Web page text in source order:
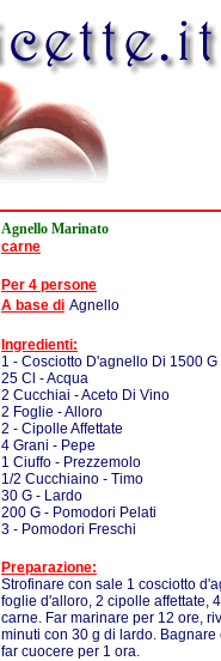
Agnello Marinato
carne
Per 4 persone
A base di Agnello
Ingredienti:
1 - Cosciotto D'agnello Di 1500 G
25 Cl - Acqua
2 Cucchiai - Aceto Di Vino
2 Foglie - Alloro
2 - Cipolle Affettate
4 Grani - Pepe
1 Ciuffo - Prezzemolo
1/2 Cucchiaino - Timo
30 G - Lardo
200 G - Pomodori Pelati
3 - Pomodori Freschi
Preparazione:
Strofinare con sale 1 cosciotto
foglie d'alloro, 2 cipolle affettate,
carne. Far marinare per 12 ore,
minuti con 30 g di lardo.
far cuocere per 1 ora.